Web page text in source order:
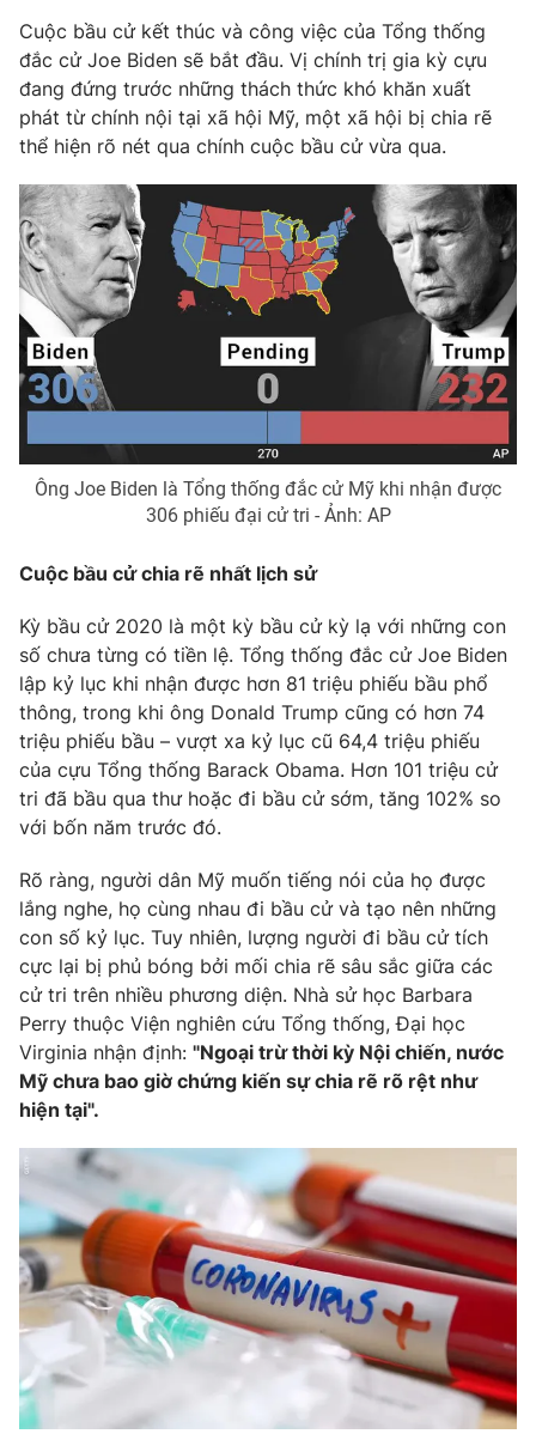
Khán giả
Giải sao mai
Âm nhạc
Sao
Du lịch
Làm đẹp
Chất lượng cuộc sống
Giáo dục
Tuyển sinh
Công nghệ
Hitech Công nghệ tương lai
Sản phẩm
Thị trường
Tư vấn
Giao lưu trực tuyến
Lịch phát sóng
Chuyên mục khác
Emagazine Podcast
Photo Infographic
VTV Money VTV Thể thao
VTV Sức khoẻ Bất động sản
Thị trường 24h Tấm lòng Việt
VTV4
VTV9 VTV8
Liên hệ tòa soạn English
THỜI BÁO VTV
Theo dõi báo trên
Cơ quan chủ quản:Đài Truyền hình Việt Nam
Cơ quan báo chí: Thời báo VTV
Giấy phép hoạt động báo in và báo điện tử số 483/GP-BTTTT
cấp ngày 29/12/2023
Tổng Biên tập:
Vũ Thanh Thủy
Phó Tổng Biên tập:
Nguyễn Thị Mỹ Hạnh, Phạm Quốc Thắng,
Nguyễn Trọng Ninh
Cuộc bầu cử kết thúc và công việc của Tổng thống
đắc cử Joe Biden sẽ bắt đầu. Vị chính trị gia kỳ cựu
đang đứng trước những thách thức khó khăn xuất
phát từ chính nội tại xã hội Mỹ, một xã hội bị chia rẽ
thể hiện rõ nét qua chính cuộc bầu cử vừa qua.
Ông Joe Biden là Tổng thống đắc cử Mỹ khi nhận được
306 phiếu đại cử tri - Ảnh: AP
Cuộc bầu cử chia rẽ nhất lịch sử
Kỳ bầu cử 2020 là một kỳ bầu cử kỳ lạ với những con
số chưa từng có tiền lệ. Tổng thống đắc cử Joe Biden
lập kỷ lục khi nhận được hơn 81 triệu phiếu bầu phổ
thông, trong khi ông Donald Trump cũng có hơn 74
triệu phiếu bầu – vượt xa kỷ lục cũ 64,4 triệu phiếu
của cựu Tổng thống Barack Obama. Hơn 101 triệu cử
tri đã bầu qua thư hoặc đi bầu cử sớm, tăng 102% so
với bốn năm trước đó.
Rõ ràng, người dân Mỹ muốn tiếng nói của họ được
lắng nghe, họ cùng nhau đi bầu cử và tạo nên những
con số kỷ lục. Tuy nhiên, lượng người đi bầu cử tích
cực lại bị phủ bóng bởi mối chia rẽ sâu sắc giữa các
cử tri trên nhiều phương diện. Nhà sử học Barbara
Perry thuộc Viện nghiên cứu Tổng thống, Đại học
Virginia nhận định: "Ngoại trừ thời kỳ Nội chiến, nước
Mỹ chưa bao giờ chứng kiến sự chia rẽ rõ rệt như
hiện tại".